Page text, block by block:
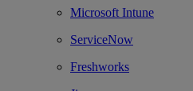
Microsoft Intune
ServiceNow
Freshworks